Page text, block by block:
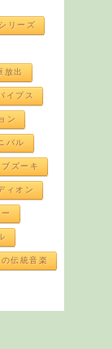
リーズ
放出
イプス
ン
バル
ズーキ
ィオン
伝統音楽